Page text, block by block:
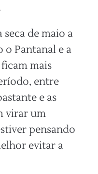
de maio a
o Pantanal e a
mais
entre
e as
virar um
pensando
evitar a